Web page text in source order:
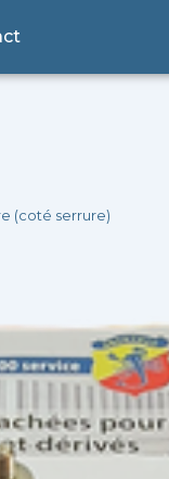
(coté serrure)